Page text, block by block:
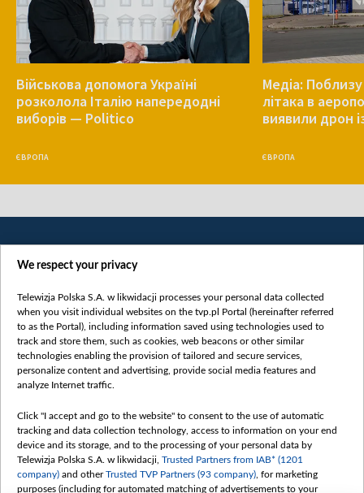
Військова допомога Україні
розколола Італію напередодні
виборів — Politico
ЄВРОПА
Медіа:
літака в
виявили дрон
ЄВРОПА
Категорії
Новини
Докладно
Погляд
Цікаво
Slawa.tv
We respect your privacy
Telewizja Polska S.A. w likwidacji processes your personal data collected
when you visit individual websites on the tvp.pl Portal (hereinafter referred
to as the Portal), including information saved using technologies used to
track and store them, such as cookies, web beacons or other similar
technologies enabling the provision of tailored and secure services,
personalize content and advertising, provide social media features and
analyze Internet traffic.
Click "I accept and go to the website" to consent to the use of automatic
tracking and data collection technology, access to information on your end
device and its storage, and to the processing of your personal data by
Telewizja Polska S.A. w likwidacji, Trusted Partners from IAB* (1201
company) and otherTrusted TVP Partners (93 company) , for marketing
purposes (including for automated matching of advertisements to your